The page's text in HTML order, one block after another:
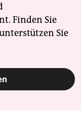
Finden Sie
Sie